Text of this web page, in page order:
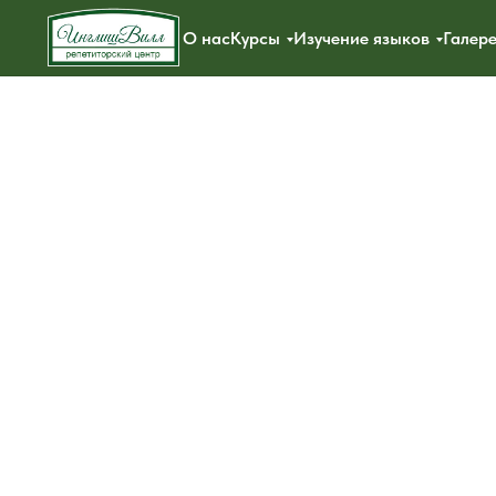
О насКурсы Изучение языков